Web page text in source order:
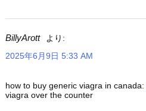
BillyArott
より:
2025年6月9日 5:33 AM
how to buy generic viagra in canada:
viagra over the counter